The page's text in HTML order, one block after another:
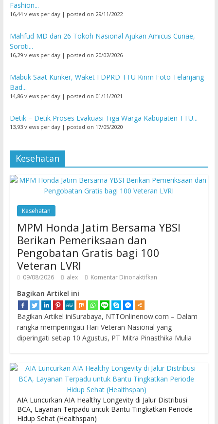
Fashion...
16,44 views per day| posted on 29/11/2022
Mahfud MD dan 26 Tokoh Nasional Ajukan Amicus Curiae,
Soroti...
16,29 views per day| posted on 20/02/2026
Mabuk Saat Kunker, Waket I DPRD TTU Kirim Foto Telanjang
Bad...
14,86 views per day| posted on 01/11/2021
Detik – Detik Proses Evakuasi Tiga Warga Kabupaten TTU...
13,93 views per day| posted on 17/05/2020
Kesehatan
Kesehatan
MPM Honda Jatim Bersama YBSI
Berikan Pemeriksaan dan
Pengobatan Gratis bagi 100
Veteran LVRI
09/08/2026 alex Komentar Dinonaktifkan
Bagikan Artikel ini
Bagikan Artikel iniSurabaya, NTTOnlinenow.com – Dalam
rangka memperingati Hari Veteran Nasional yang
diperingati setiap 10 Agustus, PT Mitra Pinasthika Mulia
AIA Luncurkan AIA Healthy Longevity di Jalur Distribusi
BCA, Layanan Terpadu untuk Bantu Tingkatkan Periode
Hidup Sehat (Healthspan)